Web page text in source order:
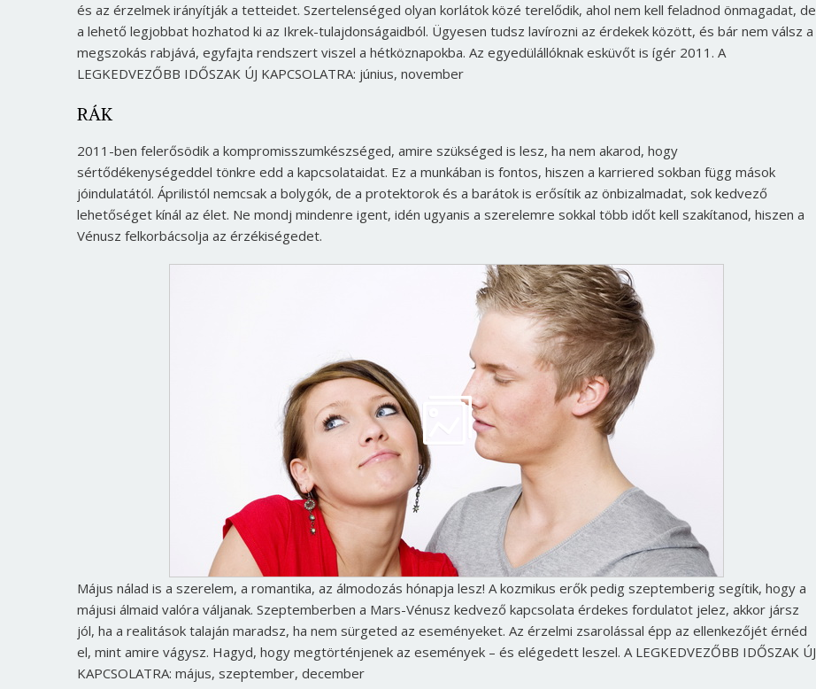
és az érzelmek irányítják a tetteidet. Szertelenséged olyan korlátok közé terelődik, ahol nem kell feladnod önmagadat, de
a lehető legjobbat hozhatod ki az Ikrek-tulajdonságaidból. Ügyesen tudsz lavírozni az érdekek között, és bár nem válsz a
megszokás rabjává, egyfajta rendszert viszel a hétköznapokba. Az egyedülállóknak esküvőt is ígér 2011. A
LEGKEDVEZŐBB IDŐSZAK ÚJ KAPCSOLATRA: június, november
RÁK
2011-ben felerősödik a kompromisszumkészséged, amire szükséged is lesz, ha nem akarod, hogy
sértődékenységeddel tönkre edd a kapcsolataidat. Ez a munkában is fontos, hiszen a karriered sokban függ mások
jóindulatától. Áprilistól nemcsak a bolygók, de a protektorok és a barátok is erősítik az önbizalmadat, sok kedvező
lehetőséget kínál az élet. Ne mondj mindenre igent, idén ugyanis a szerelemre sokkal több időt kell szakítanod, hiszen a
Vénusz felkorbácsolja az érzékiségedet.
Május nálad is a szerelem, a romantika, az álmodozás hónapja lesz! A kozmikus erők pedig szeptemberig segítik, hogy a
májusi álmaid valóra váljanak. Szeptemberben a Mars-Vénusz kedvező kapcsolata érdekes fordulatot jelez, akkor jársz
jól, ha a realitások talaján maradsz, ha nem sürgeted az eseményeket. Az érzelmi zsarolással épp az ellenkezőjét érnéd
el, mint amire vágysz. Hagyd, hogy megtörténjenek az események – és elégedett leszel. A LEGKEDVEZŐBB IDŐSZAK ÚJ
KAPCSOLATRA: május, szeptember, december
Borsonline bejelentkezés
E-mail cím vagy felhasználónév
Jelszó